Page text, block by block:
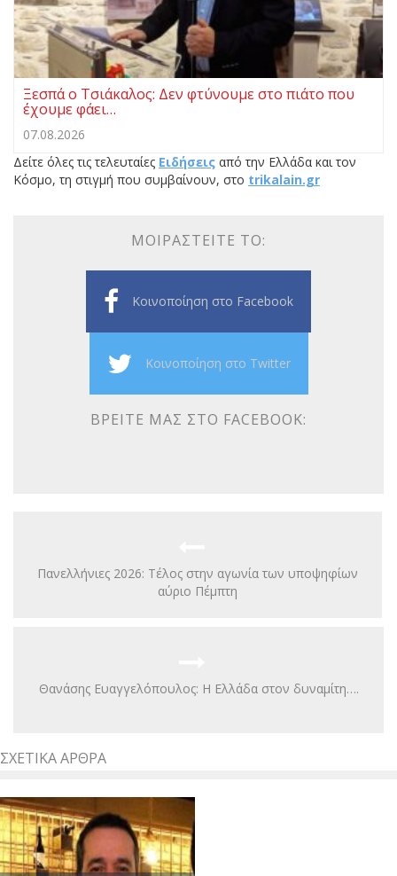
Ξεσπά ο Τσιάκαλος: Δεν φτύνουμε στο πιάτο που
έχουμε φάει…
07.08.2026
Δείτε όλες τις τελευταίες Ειδήσεις από την Ελλάδα και τον
Κόσμο, τη στιγμή που συμβαίνουν, στο trikalain.gr
ΜΟΙΡΑΣΤΕΊΤΕ ΤΟ:
Κοινοποίηση στο Facebook
Κοινοποίηση στο Twitter
ΒΡΕΊΤΕ ΜΑΣ ΣΤΟ FACEBOOK:
Πανελλήνιες 2026: Τέλος στην αγωνία των υποψηφίων
αύριο Πέμπτη
Θανάσης Ευαγγελόπουλος: Η Ελλάδα στον δυναμίτη….
ΣΧΕΤΙΚΆ ΆΡΘΡΑ